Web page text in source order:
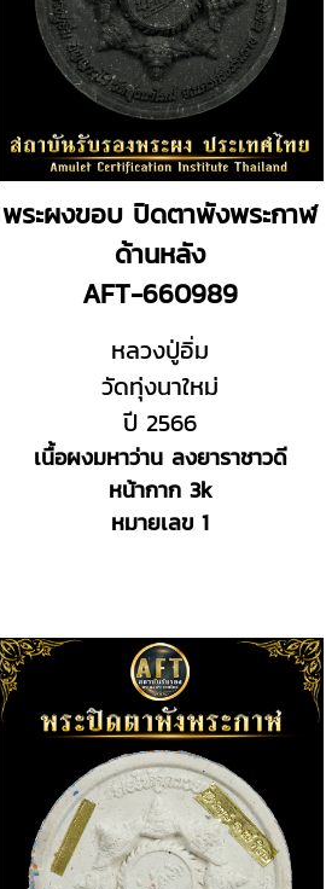
พระผงขอบ ปิดตาพังพระกาฬ
ด้านหลัง
AFT-660989
หลวงปู่อิ่ม
วัดทุ่งนาใหม่
ปี 2566
เนื้อผงมหาว่าน ลงยาราชาวดี
หน้ากาก 3k
หมายเลข 1